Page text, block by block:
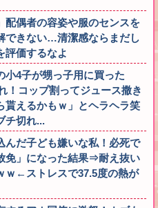
配偶者の容姿や服のセンスを
できない…清潔感ならまだし
評価するなよ
小4子が甥っ子用に買った
！コップ割ってジュース撒き
貰えるかもｗ」とヘラヘラ笑
チ切れ...
んだ子ども嫌いな私！必死で
免」になった結果⇒耐え抜い
ｗ←ストレスで37.5度の熱が